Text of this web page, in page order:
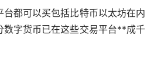
都可以买包括比特币以太坊在内
数字货币已在这些交易平台**成千